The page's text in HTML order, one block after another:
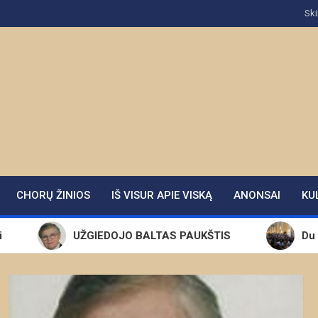
CHORŲ ŽINIOS IŠ VISUR APIE VISKĄ ANONSAI
UŽGIEDOJO BALTAS PAUKŠTIS Du žemynai ir